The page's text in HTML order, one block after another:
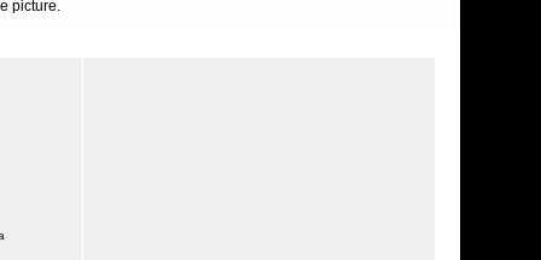
picture.